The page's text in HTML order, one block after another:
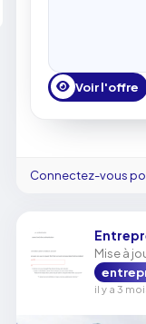
Voir l'offre
Connectez-vous
Mise à
il y a 3